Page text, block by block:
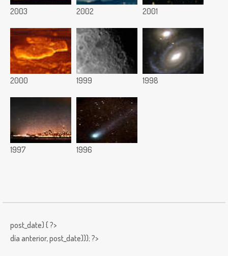
2003 2002 2001
2000 1999 1998
1997 1996
post_date) { ?>
día anterior,post_date))); ?>